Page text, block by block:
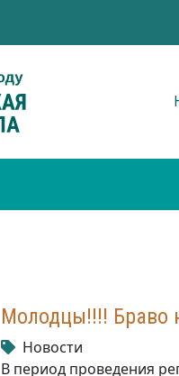
Молодцы!!!! Браво
Новости
В период проведения